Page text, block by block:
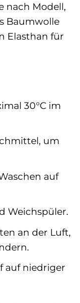
nach Modell,
Baumwolle
Elasthan für
30°C im
um
auf
Weichspüler.
an der Luft,
auf niedriger